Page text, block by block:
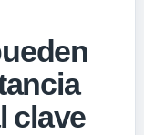
clave